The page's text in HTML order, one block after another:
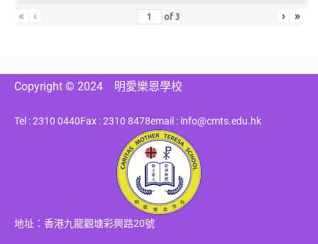
« ‹ of3 › »
Copyright © 2024 明愛樂恩學校
Tel : 2310 0440Fax : 2310 8478email : info@cmts.edu.hk
地址：香港九龍觀塘彩興路20號